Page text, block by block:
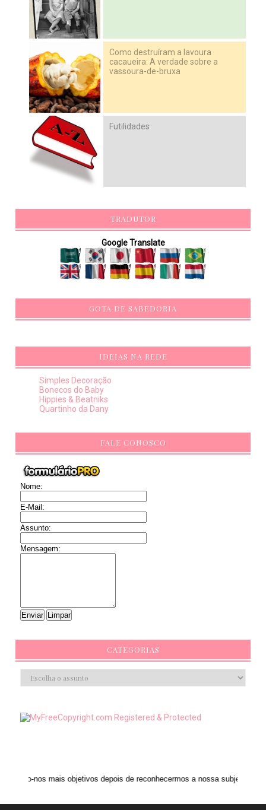
Como destruíram a lavoura
cacaueira: A verdade sobre a
vassoura-de-bruxa
Futilidades
TRADUTOR
Google Translate
GOTA DE SABEDORIA
IDEIAS NA REDE
Simples Decoração
Bonecos do Baby
Hippies & Beatniks
Quartinho da Dany
FALE CONOSCO
Nome:
E-Mail:
Assunto:
Mensagem:
CATEGORIAS
objetivos depois de reconhecermos a nossa subjetividade." ANAIS NIN